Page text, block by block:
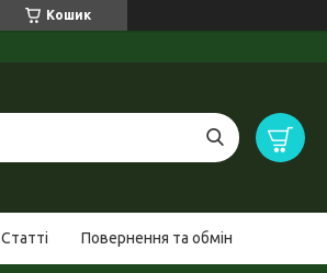
Кошик
Статті Повернення та обмін